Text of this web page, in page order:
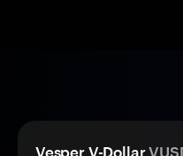
Vesper V-Dollar